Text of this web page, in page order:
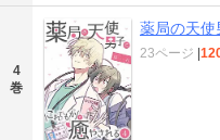
4
巻
薬局の天使
23ページ